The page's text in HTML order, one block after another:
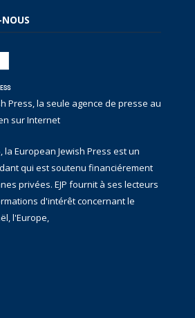
Press, la seule agence de presse au
sur Internet
la European Jewish Press est un
qui est soutenu financiérement
privées. EJP fournit à ses lecteurs
d'intérêt concernant le
l'Europe,